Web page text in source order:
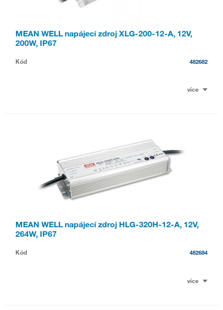
MEAN WELL napájecí zdroj XLG-200-12-A, 12V,
200W, IP67
Kód 482682
více
MEAN WELL napájecí zdroj HLG-320H-12-A, 12V,
264W, IP67
Kód 482684
více